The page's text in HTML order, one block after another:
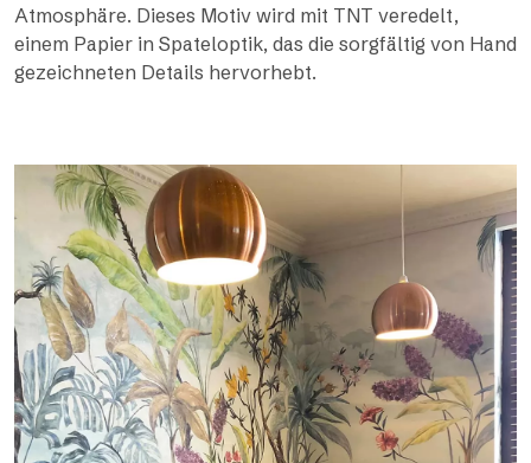
Atmosphäre. Dieses Motiv wird mit TNT veredelt,
einem Papier in Spateloptik, das die sorgfältig von Hand
gezeichneten Details hervorhebt.